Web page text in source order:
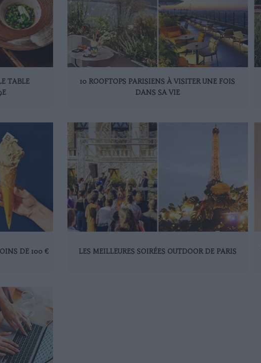
TABLE
10 ROOFTOPS PARISIENS À VISITER UNE FOIS
DANS SA VIE
DE 100 € LES MEILLEURES SOIRÉES OUTDOOR DE PARIS